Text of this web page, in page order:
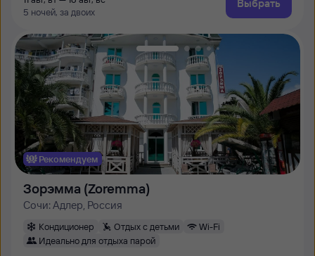
5 ночей, за двоих
Выбрать
Рекомендуем
Зорэмма (Zoremma)
Сочи: Адлер, Россия
Кондиционер Отдых с детьми
Wi-Fi
Идеально для отдыха парой